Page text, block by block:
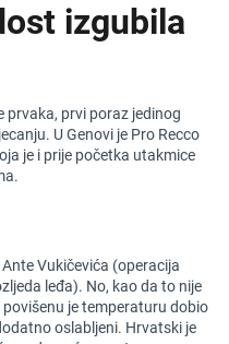
izgubila
prvaka, prvi poraz jedinog
U Genovi je Pro Recco
je i prije početka utakmice
Vukičevića (operacija
leđa). No, kao da to nije
je temperaturu dobio
oslabljeni. Hrvatski je